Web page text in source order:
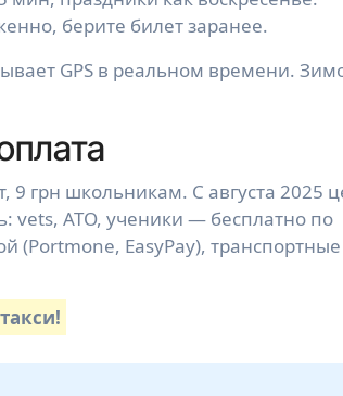
берите билет заранее.
GPS в реальном времени.
9 грн школьникам. С августа 2025
vets, АТО, ученики — бесплатно по
EasyPay), транспортные